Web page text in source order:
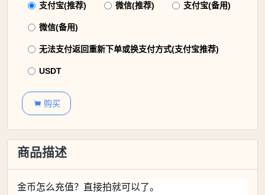
支付宝(推荐) 微信(推荐) 支付宝(备用)
微信(备用)
无法支付返回重新下单或换支付方式(支付宝推荐)
USDT
 购买
商品描述
金币怎么充值？直接拍就可以了。